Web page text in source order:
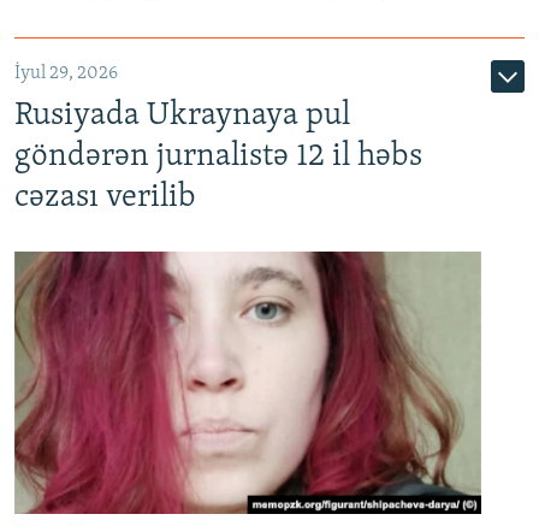
İyul 29, 2026
Rusiyada Ukraynaya pul
göndərən jurnalistə 12 il həbs
cəzası verilib